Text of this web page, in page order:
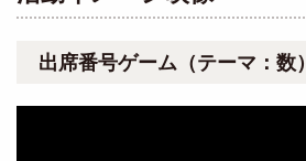
出席番号ゲーム（テーマ：数）